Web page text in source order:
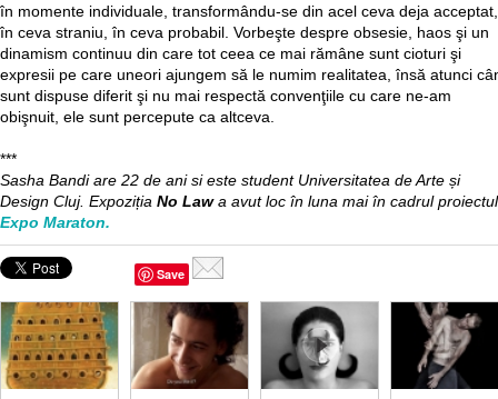
în momente individuale, transformându-se din acel ceva deja acceptat,
în ceva straniu, în ceva probabil. Vorbeşte despre obsesie, haos şi un
dinamism continuu din care tot ceea ce mai rămâne sunt cioturi şi
expresii pe care uneori ajungem să le numim realitatea, însă atunci
sunt dispuse diferit şi nu mai respectă convenţiile cu care ne-am
obişnuit, ele sunt percepute ca altceva.
***
Sasha Bandi are 22 de ani si este student Universitatea de Arte și
Design Cluj. Expoziția No Lawa avut loc în luna mai în cadrul
Expo Maraton.
Save